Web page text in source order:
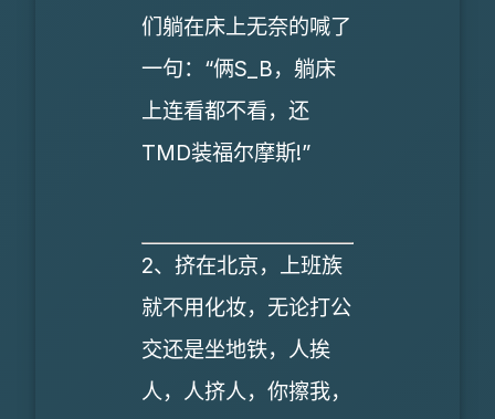
们躺在床上无奈的喊了
一句：“俩S_B，躺床
上连看都不看，还
TMD装福尔摩斯!”
2、挤在北京，上班族
就不用化妆，无论打公
交还是坐地铁，人挨
人，人挤人，你擦我，